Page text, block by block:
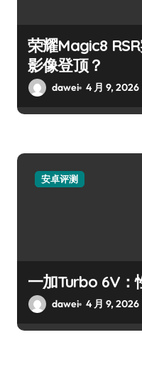
荣耀Magic8
影像登顶？
dawei 4 月 9, 2026
安卓评测
一加Turbo 6V：
dawei 4 月 9, 2026